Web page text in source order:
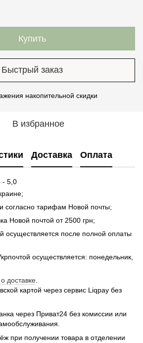
Купить
Быстрый заказ
накопительной скидки
В избранное
Доставка Оплата
- 5,0
согласно тарифам Новой почты;
Новой почтой от 2500 грн;
осуществляется после полной оплаты
осуществляется: понедельник,
доставке
картой через сервис Liqpay без
через Приват24 без комиссии или
при получении товара в отделении